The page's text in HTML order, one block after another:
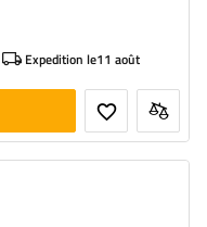
Expedition le11 août